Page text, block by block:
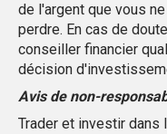
de l'argent que vous
perdre. En cas de
conseiller financier
décision
Avis de non-
Trader et investir